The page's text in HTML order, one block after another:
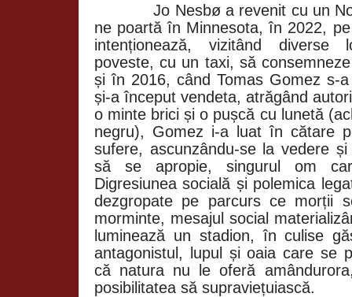
Jo Nesbø a revenit cu un
ne poartă în Minnesota, în 2022,
intenționează, vizitând diverse
poveste, cu un taxi, să
și în 2016, când Tomas Gomez s-
și-a început vendeta, atrăgând
o minte brici și o pușcă cu lunetă
negru), Gomez i-a luat în cătare
sufere, ascunzându-se la vedere
să se apropie, singurul om
Digresiunea socială și polemica
dezgropate pe parcurs ce morții
morminte, mesajul social
luminează un stadion, în culise
antagonistul, lupul și oaia care se
că natura nu le oferă
posibilitatea să supraviețuiască.